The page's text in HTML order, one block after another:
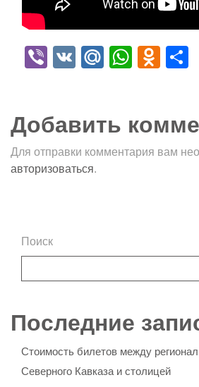
Viber
VK Mail.Ru
Добавить
Для отправки комментария вам
авторизоваться.
Поиск
Последние
Стоимость билетов между
Северного Кавказа и столицей